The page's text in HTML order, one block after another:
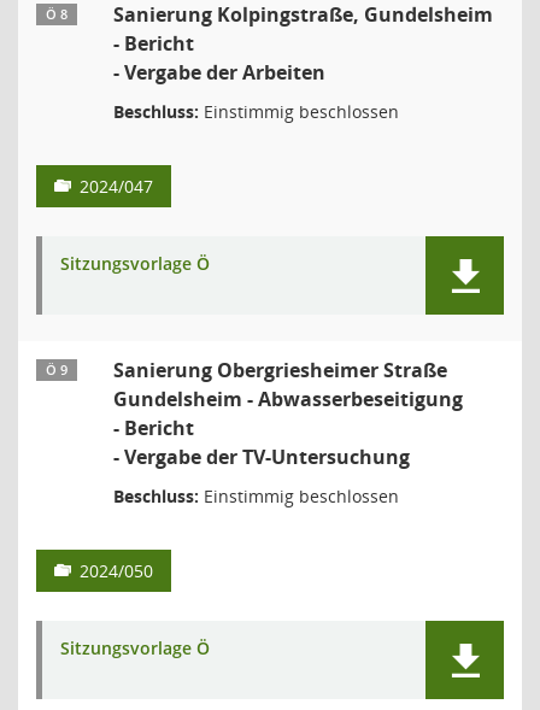
Ö 8
Sanierung Kolpingstraße, Gundelsheim
- Bericht
- Vergabe der Arbeiten
Beschluss: Einstimmig beschlossen
2024/047
Sitzungsvorlage Ö
Ö 9
Sanierung Obergriesheimer Straße
Gundelsheim - Abwasserbeseitigung
- Bericht
- Vergabe der TV-Untersuchung
Beschluss: Einstimmig beschlossen
2024/050
Sitzungsvorlage Ö